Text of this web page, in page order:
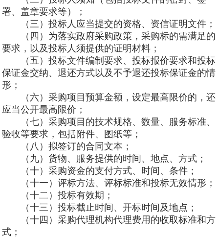
署、盖章要求等）；
（三）投标人应当提交的资格、资信证明文件；
（四）为落实政府采购政策，采购标的需满足的
要求，以及投标人须提供的证明材料；
（五）投标文件编制要求、投标报价要求和投标
保证金交纳、退还方式以及不予退还投标保证金的情
形；
（六）采购项目预算金额，设定最高限价的，还
应当公开最高限价；
（七）采购项目的技术规格、数量、服务标准、
验收等要求，包括附件、图纸等；
（八）拟签订的合同文本；
（九）货物、服务提供的时间、地点、方式；
（十）采购资金的支付方式、时间、条件；
（十一）评标方法、评标标准和投标无效情形；
（十二）投标有效期；
（十三）投标截止时间、开标时间及地点；
（十四）采购代理机构代理费用的收取标准和方
式；